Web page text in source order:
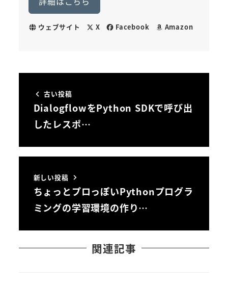
ウェブサイト X Facebook Amazon
古い投稿
DialogflowをPython SDKで呼び出
したレスポ…
新しい投稿
ちょっとプロっぽいPythonプログラ
ミングの学習環境の作り…
関連記事